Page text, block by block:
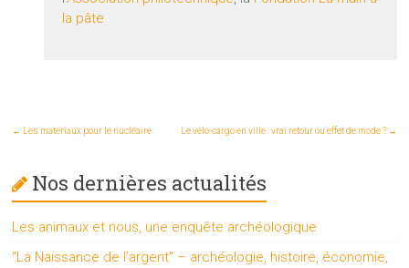
la pâte
← Les matériaux pour le nucléaire Le vélo-cargo en ville : vrai retour ou effet de mode ? →
Nos dernières actualités
Les animaux et nous, une enquête archéologique
“La Naissance de l’argent” – archéologie, histoire, économie,